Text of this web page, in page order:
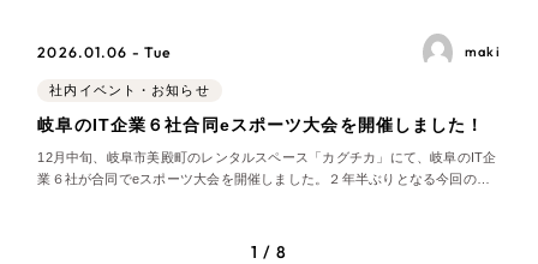
2026.01.06 - Tue maki
社内イベント・お知らせ
岐阜のIT企業６社合同eスポーツ大会を開催しました！
12月中旬、岐阜市美殿町のレンタルスペース「カグチカ」にて、岐阜のIT企
業６社が合同でeスポーツ大会を開催しました。２年半ぶりとなる今回の大
ました。ゲームタイトルにはNinten1 / 8